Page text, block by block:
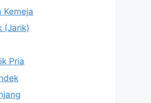
Kemeja
(Jarik)
Pria